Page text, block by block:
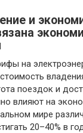
и
на
поездок и
влияют на
мире
20–40% в